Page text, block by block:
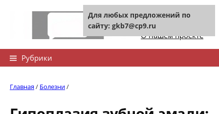
Контакты сайта
О нашем проекте
Рубрики
Главная/ Болезни/
Для любых предложений по
сайту: gkb7@cp9.ru